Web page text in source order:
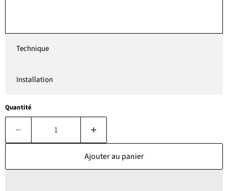
Technique
Installation
Quantité
Ajouter au panier